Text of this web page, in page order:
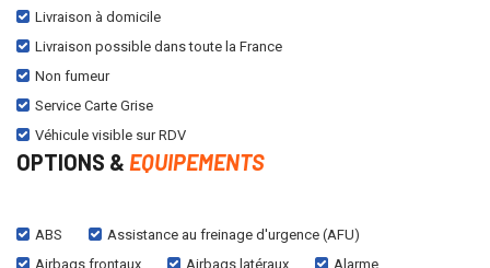
Livraison à domicile
Livraison possible dans toute la France
Non fumeur
Service Carte Grise
Véhicule visible sur RDV
OPTIONS & EQUIPEMENTS
ABS
Assistance au freinage d'urgence (AFU)
Airbags frontaux
Airbags latéraux
Alarme